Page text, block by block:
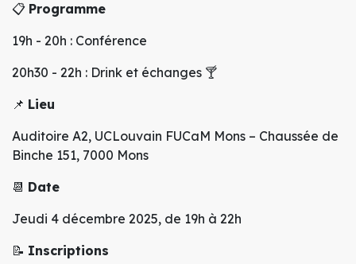
📋 Programme
19h - 20h : Conférence
20h30 - 22h : Drink et échanges 🍸
📌 Lieu
Auditoire A2, UCLouvain FUCaM Mons – Chaussée de
Binche 151, 7000 Mons
📆 Date
Jeudi 4 décembre 2025, de 19h à 22h
📝 Inscriptions